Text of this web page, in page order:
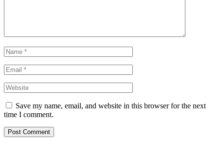
Save my name, email, and website in this browser for the next
time I comment.